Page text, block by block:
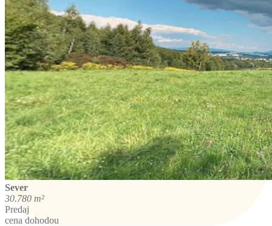
Sever
30.780 m²
Predaj
cena dohodou